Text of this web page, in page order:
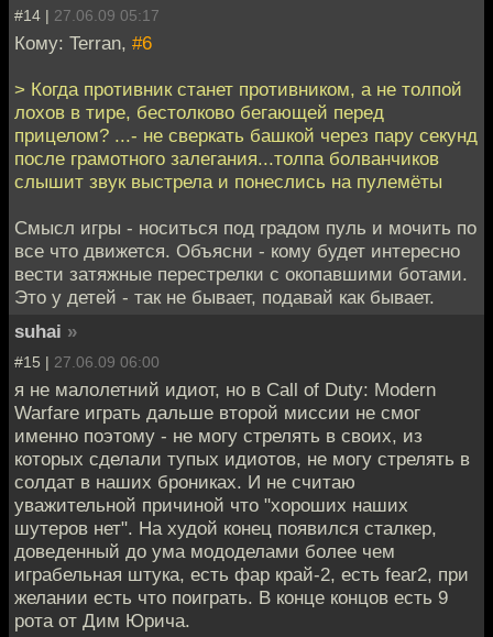
#14 | 27.06.09 05:17
Кому: Terran, #6
> Когда противник станет противником, а не толпой
лохов в тире, бестолково бегающей перед
прицелом? ...- не сверкать башкой через пару секунд
после грамотного залегания...толпа болванчиков
слышит звук выстрела и понеслись на пулемёты
Смысл игры - носиться под градом пуль и мочить по
все что движется. Объясни - кому будет интересно
вести затяжные перестрелки с окопавшими ботами.
Это у детей - так не бывает, подавай как бывает.
suhai »
#15 | 27.06.09 06:00
я не малолетний идиот, но в Call of Duty: Modern
Warfare играть дальше второй миссии не смог
именно поэтому - не могу стрелять в своих, из
которых сделали тупых идиотов, не могу стрелять в
солдат в наших брониках. И не считаю
уважительной причиной что "хороших наших
шутеров нет". На худой конец появился сталкер,
доведенный до ума мододелами более чем
играбельная штука, есть фар край-2, есть fear2, при
желании есть что поиграть. В конце концов есть 9
рота от Дим Юрича.